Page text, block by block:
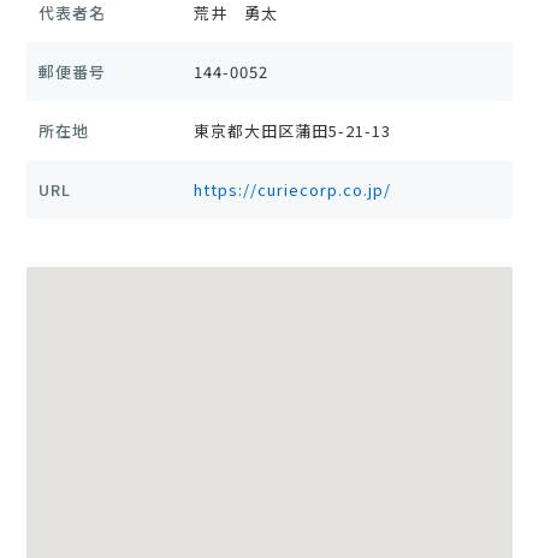
代表者名 荒井 勇太
郵便番号 144-0052
所在地 東京都大田区蒲田5-21-13
URL https://curiecorp.co.jp/